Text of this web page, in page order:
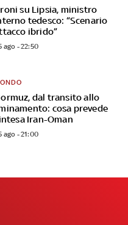
su Lipsia, ministro
tedesco: “Scenario
ibrido”
ago - 22:50
dal transito allo
cosa prevede
Iran-Oman
ago - 21:00